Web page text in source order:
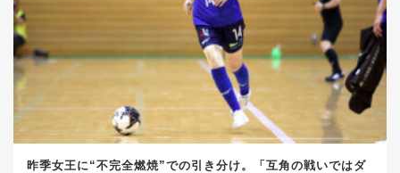
昨季女王に“不完全燃焼”での引き分け。「互角の戦いではダ